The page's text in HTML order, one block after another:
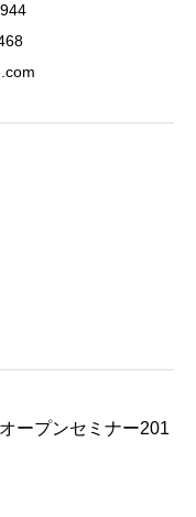
ープンセミナー201